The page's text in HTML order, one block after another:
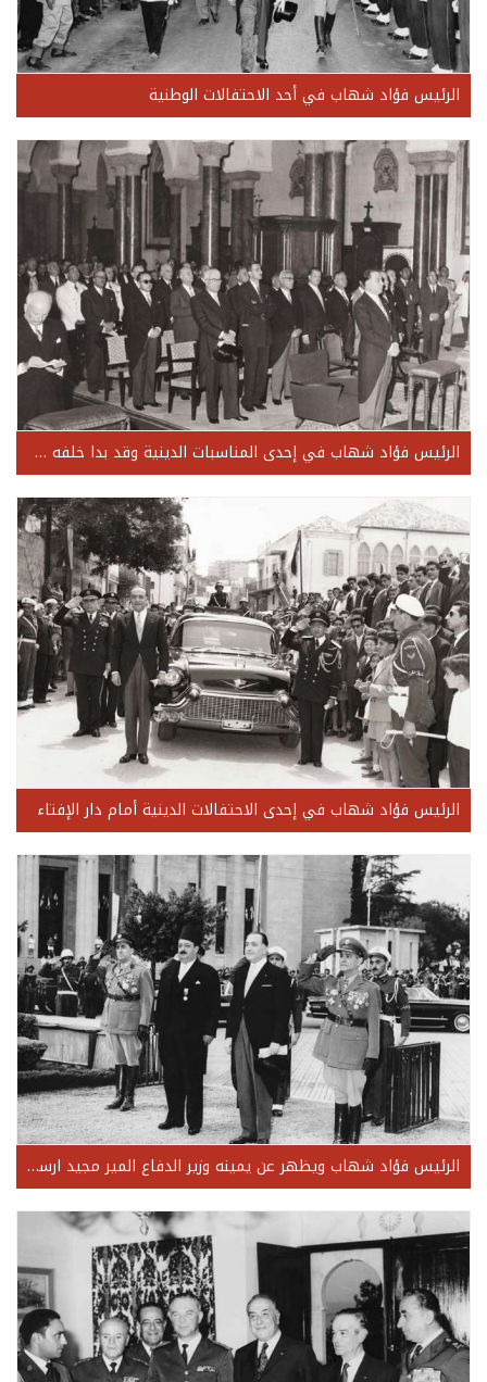
الرئيس فؤاد شهاب في أحد الاحتفالات الوطنية
الرئيس فؤاد شهاب في إحدى المناسبات الدينية وقد بدا خلفه عدد من النواب والوزراء منهم الياس الخوري، كمال جنبلاط، سليمان فرنجية، رفيق شاهين‘ موريس الجميّل، صبري حمادة، عثمان الدنا...
الرئيس فؤاد شهاب في إحدى الاحتفالات الدينية أمام دار الإفتاء
الرئيس فؤاد شهاب ويظهر عن يمينه وزير الدفاع المير مجيد ارسلان والعميد يوسف شميط رئيس الأركان وعن يساره اللواء عادل شهاب قائد الجيش